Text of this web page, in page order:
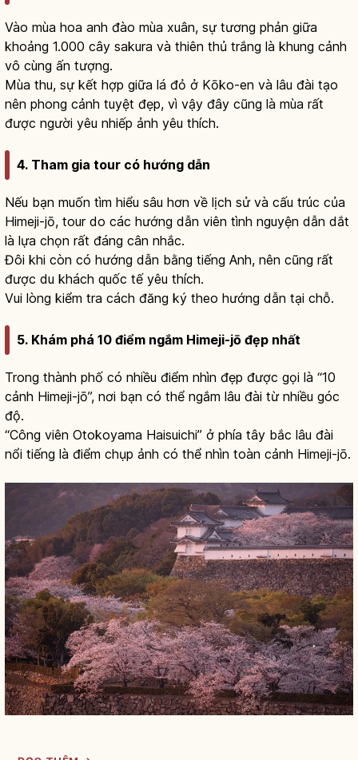
Vào mùa hoa anh đào mùa xuân, sự tương phản giữa
khoảng 1.000 cây sakura và thiên thủ trắng là khung cảnh
vô cùng ấn tượng.
Mùa thu, sự kết hợp giữa lá đỏ ở Kōko-en và lâu đài tạo
nên phong cảnh tuyệt đẹp, vì vậy đây cũng là mùa rất
được người yêu nhiếp ảnh yêu thích.
4. Tham gia tour có hướng dẫn
Nếu bạn muốn tìm hiểu sâu hơn về lịch sử và cấu trúc của
Himeji-jō, tour do các hướng dẫn viên tình nguyện dẫn dắt
là lựa chọn rất đáng cân nhắc.
Đôi khi còn có hướng dẫn bằng tiếng Anh, nên cũng rất
được du khách quốc tế yêu thích.
Vui lòng kiểm tra cách đăng ký theo hướng dẫn tại chỗ.
5. Khám phá 10 điểm ngắm Himeji-jō đẹp nhất
Trong thành phố có nhiều điểm nhìn đẹp được gọi là “10
cảnh Himeji-jō”, nơi bạn có thể ngắm lâu đài từ nhiều góc
độ.
“Công viên Otokoyama Haisuichi” ở phía tây bắc lâu đài
nổi tiếng là điểm chụp ảnh có thể nhìn toàn cảnh Himeji-jō.